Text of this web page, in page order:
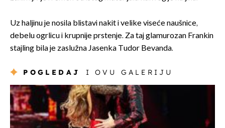
Uz haljinu je nosila blistavi nakit i velike viseće naušnice,
debelu ogrlicu i krupnije prstenje. Za taj glamurozan Frankin
stajling bila je zaslužna Jasenka Tudor Bevanda.
POGLEDAJ I OVU GALERIJU